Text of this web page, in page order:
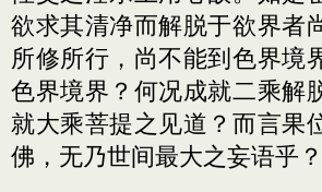
欲求其清净而解脱于欲界者
所修所行，尚不能到色界境
色界境界？何况成就二乘解
就大乘菩提之见道？而言果
佛，无乃世间最大之妄语乎？